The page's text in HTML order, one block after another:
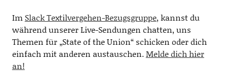
Im Slack Textilvergehen-Bezugsgruppe, kannst du
während unserer Live-Sendungen chatten, uns
Themen für „State of the Union“ schicken oder dich
einfach mit anderen austauschen.Melde dich hier
an!